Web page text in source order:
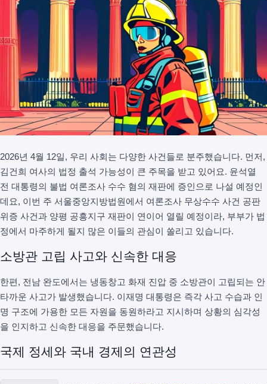
2026년 4월 12일, 우리 사회는 다양한 사건들로 분주했습니다. 먼저,
김건희 여사의 법정 출석 가능성이 큰 주목을 받고 있어요. 윤석열
전 대통령의 불법 여론조사 수수 혐의 재판에 증인으로 나설 예정인
데요, 이번 주 서울중앙지방법원에서 여론조사 무상수수 사건 공판
위증 사건과 양평 공흥지구 재판이 연이어 열릴 예정이라, 부부가 법
정에서 마주하게 될지 많은 이들의 관심이 쏠리고 있습니다.
소방관 고립 사고와 신속한 대응
한편, 전남 완도에서는 냉동창고 화재 진압 중 소방관이 고립되는 안
타까운 사고가 발생했습니다. 이재명 대통령은 즉각 사고 수습과 인
명 구조에 가용한 모든 자원을 동원하라고 지시하며 상황의 심각성
을 인지하고 신속한 대응을 주문했습니다.
국제 정세와 국내 경제의 연관성